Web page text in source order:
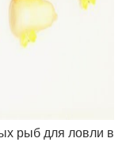
рыб для ловли в